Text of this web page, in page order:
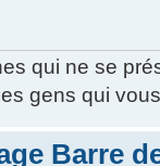
qui ne se
gens qui
Barre